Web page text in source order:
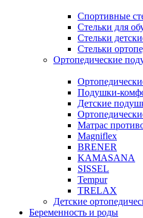
Спортивные
Стельки для
Стельки
Стельки
Ортопедические
Подушки-
Детские
Матрас
Magniflex
BRENER
KAMASANA
SISSEL
Tempur
TRELAX
Детские
Беременность и роды